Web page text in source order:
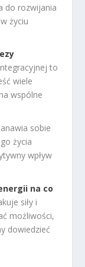
do rozwijania
życiu
to
wiele
wspólne
sobie
życia
wpływ
na co
siły i
możliwości,
dowiedzieć